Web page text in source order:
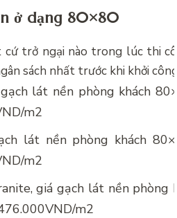
ở dạng 80×80
trở ngại nào trong lúc thi
sách nhất trước khi khởi
lát nền phòng khách
m2
lát nền phòng khách
m2
giá gạch lát nền phòng
m2